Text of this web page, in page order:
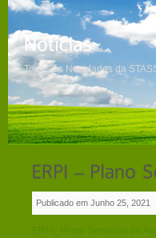
Todas as Novidades da
Publicado em Junho 25, 2021
ERPI_Plano Semanal de